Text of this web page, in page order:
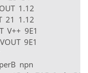
1.12
21 1.12
V++ 9E1
9E1
npn